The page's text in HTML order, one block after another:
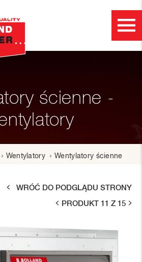
ścienne -
Wentylatory Wentylatory ścienne
WRÓĆ DO PODGLĄDU STRONY
PRODUKT 11 Z 15